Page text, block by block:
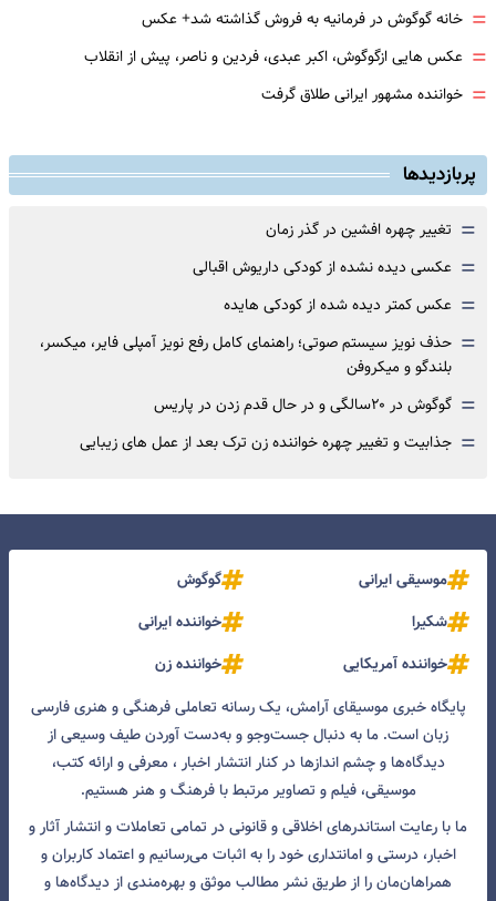
= خانه گوگوش در فرمانیه به فروش گذاشته شد+ عکس
= عکس هایی ازگوگوش، اکبر عبدی، فردین و ناصر، پیش از انقلاب
= خواننده مشهور ایرانی طلاق گرفت
پربازدیدها
= تغییر چهره افشین در گذر زمان
= عکسی دیده نشده از کودکی داریوش اقبالی
= عکس کمتر دیده شده از کودکی هایده
= حذف نویز سیستم صوتی؛ راهنمای کامل رفع نویز آمپلی فایر، میکسر،
بلندگو و میکروفن
= گوگوش در ۲۰سالگی و در حال قدم زدن در پاریس
= جذابیت و تغییر چهره خواننده زن ترک بعد از عمل های زیبایی
موسیقی ایرانی
گوگوش
شکیرا
خواننده ایرانی
خواننده آمریکایی
خواننده زن
پایگاه خبری موسیقای آرامش، یک رسانه تعاملی فرهنگی و هنری فارسی
زبان است. ما به دنبال جست‌و‌جو و به‌دست آوردن طیف وسیعی از
دیدگاه‌ها و چشم انداز‌ها در کنار انتشار اخبار ، معرفی و ارائه کتب،
موسیقی، فیلم و تصاویر مرتبط با فرهنگ و هنر هستیم.
ما با رعایت استاندرهای اخلاقی و قانونی در تمامی تعاملات و انتشار آثار و
اخبار، درستی و امانتداری خود را به اثبات می‌رسانیم و اعتماد کاربران و
همراهان‌مان را از طریق نشر مطالب موثق و بهره‌مندی از دیدگاه‌ها و